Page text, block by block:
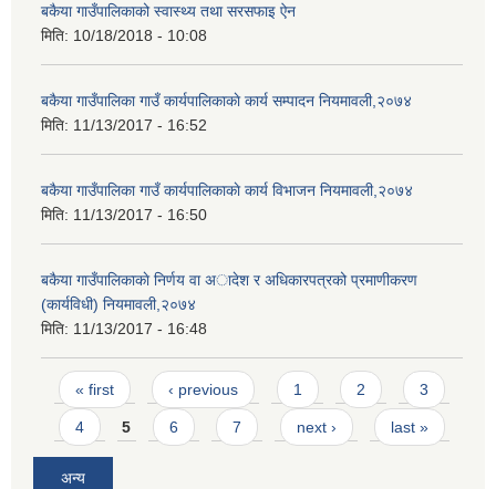
बकैया गाउँपालिकाको स्वास्थ्य तथा सरसफाइ ऐन
मिति: 10/18/2018 - 10:08
बकैया गाउँपालिका गाउँ कार्यपालिकाकाे कार्य सम्पादन नियमावली,२०७४
मिति: 11/13/2017 - 16:52
बकैया गाउँपालिका गाउँ कार्यपालिकाकाे कार्य विभाजन नियमावली,२०७४
मिति: 11/13/2017 - 16:50
बकैया गाउँपालिकाकाे निर्णय वा अादेश र अधिकारपत्रको प्रमाणीकरण
(कार्यविधी) नियमावली,२०७४
मिति: 11/13/2017 - 16:48
Pages
« first ‹ previous 1 2 3
4 5 6 7 next › last »
अन्य